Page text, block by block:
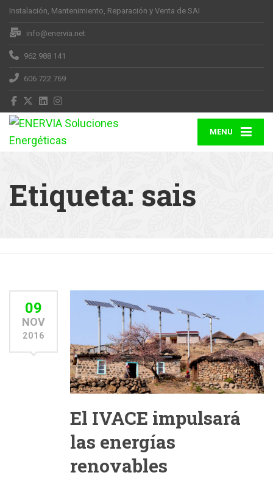
Instalación, Mantenimiento, Reparación y Venta de SAI
info@enervia.net
962 988 141
606 722 769
MENU
Etiqueta: sais
09
NOV
2016
El IVACE impulsará
las energías
renovables